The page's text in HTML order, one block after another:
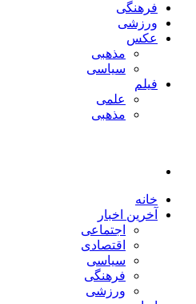
فرهنگی
ورزشی
عکس
مذهبی
سیاسی
فیلم
علمی
مذهبی
خانه
آخرین اخبار
اجتماعی
اقتصادی
سیاسی
فرهنگی
ورزشی